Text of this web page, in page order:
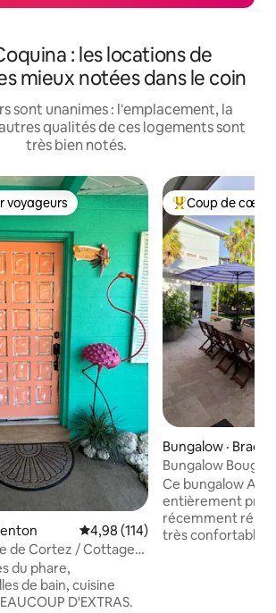
: les locations de
mieux notées dans le coin
sont unanimes : l'emplacement, la
qualités de ces logements sont
très bien notés.
parmi les plus aimés
voyageurs
Note moyenne de 4,98 sur 5,
4,98 (114)
de Cortez / Cottage
du phare,
de bain, cuisine
D'EXTRAS.
Coup de cœur
Coup de cœur
Bungalow ·
Bungalow Bougie
Ce bungalow
entièrement
récemment
très confortable. Il dispose d'un plan